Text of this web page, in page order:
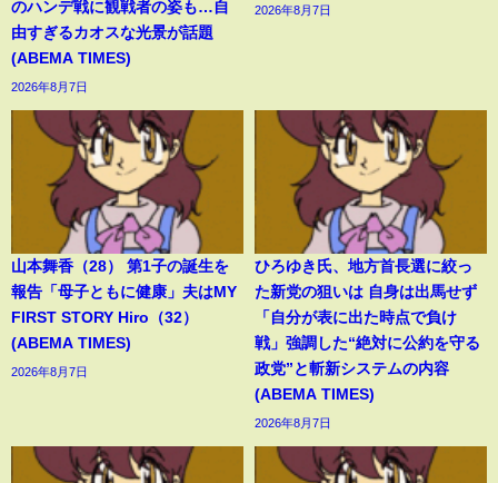
のハンデ戦に観戦者の姿も…自
由すぎるカオスな光景が話題
(ABEMA TIMES)
2026年8月7日
2026年8月7日
山本舞香（28） 第1子の誕生を
報告「母子ともに健康」夫はMY
FIRST STORY Hiro（32）
(ABEMA TIMES)
2026年8月7日
ひろゆき氏、地方首長選に絞っ
た新党の狙いは 自身は出馬せず
「自分が表に出た時点で負け
戦」強調した“絶対に公約を守る
政党”と斬新システムの内容
(ABEMA TIMES)
2026年8月7日